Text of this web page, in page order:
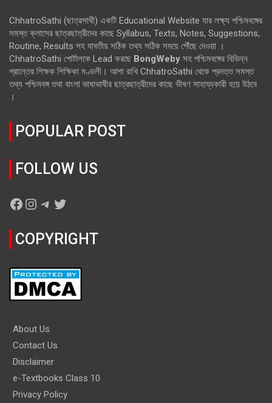
ChhatroSathi (ছাত্রসাথী) একটি Educational Website যার লক্ষ্য পশ্চিমবঙ্গের
সমস্ত ক্লাসের ছাত্রছাত্রীদের কাছে Syllabus, Texts, Notes, Suggestions,
Routine, Results সহ যাবতীয় সঠিক তথ্য সঠিক সময়ে পৌঁছে দেওয়া ।
ChhatroSathi পোর্টালকে Lead করছে BongWeby সহ পশ্চিমবঙ্গের বিভিন্ন
প্রান্তের শিক্ষক শিক্ষিকা মণ্ডলী। আশা রাখি ChhatroSathi থেকে প্রদত্ত সমস্ত
তথ্য পশ্চিমবঙ্গ তথা বাংলা ভাষাভাষীর ছাত্রছাত্রীদের কাছে ভীষণ সাহায্যকারী হয়ে উঠবে
।
POPULAR POST
FOLLOW US
Facebook
Instagram
Telegram
Twitter
COPYRIGHT
About Us
Contact Us
Disclaimer
e-Textbooks Class 10
Privacy Policy